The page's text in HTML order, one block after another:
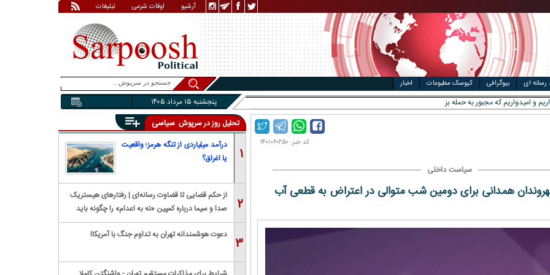
تبلیغات اوقات شرعی آرشیو خودرو
رسانه ای بیوگرافی کیوسک مطبوعات اخبار
و امیدواریم که مجبور به حمله بزرگی علیه ایران پنجشنبه ۱۵ مرداد ۱۴۰۵
کد خبر: ۱۴۰۱۰۶۰۲۵۰
سیاست داخلی
همدانی برای دومین شب متوالی در اعتراض به قطعی آب
تحلیل روز در سرپوش سیاسی
۱
درآمد میلیاردی از تنگه هرمز؛ واقعیت
یا اغراق؟
۲
از حکم قضایی تا قضاوت رسانه‌ای | رفتار‌های هیستریک
صدا و سیما درباره کمپین «نه به اعدام» را چگونه باید
بررسی کرد؟
۳ دعوت هوشمندانه تهران به تداوم جنگ با آمریکا!